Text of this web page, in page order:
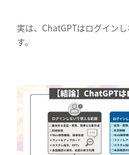
実は、ChatGPTはログイン
す。